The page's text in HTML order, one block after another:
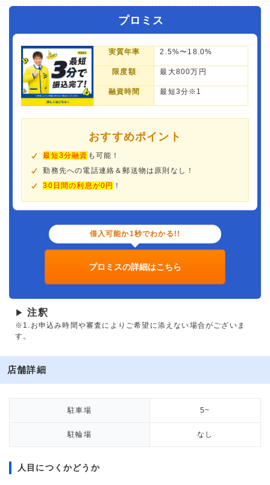
プロミス
実質年率 2.5%〜18.0%
限度額 最大800万円
融資時間 最短3分※1
おすすめポイント
最短3分融資 も可能！
勤務先への電話連絡＆郵送物は原則なし！
30日間の利息が0円 ！
借入可能か1秒でわかる!!
プロミスの詳細はこちら
▶ 注釈
※1.お申込み時間や審査によりご希望に添えない場合がございま
す。
店舗詳細
駐車場 5~
駐輪場 なし
人目につくかどうか